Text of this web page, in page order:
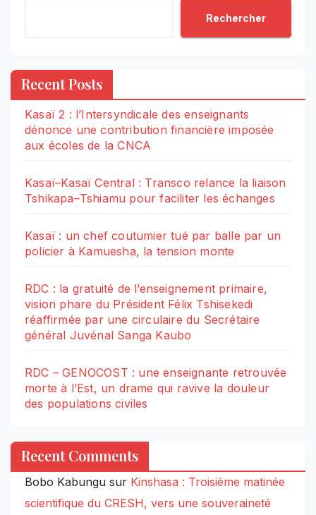
Rechercher
Recent Posts
Kasaï 2 : l’Intersyndicale des enseignants
dénonce une contribution financière imposée
aux écoles de la CNCA
Kasaï–Kasaï Central : Transco relance la liaison
Tshikapa–Tshiamu pour faciliter les échanges
Kasaï : un chef coutumier tué par balle par un
policier à Kamuesha, la tension monte
RDC : la gratuité de l’enseignement primaire,
vision phare du Président Félix Tshisekedi
réaffirmée par une circulaire du Secrétaire
général Juvénal Sanga Kaubo
RDC – GENOCOST : une enseignante retrouvée
morte à l’Est, un drame qui ravive la douleur
des populations civiles
Recent Comments
Bobo Kabungu sur Kinshasa : Troisième matinée
scientifique du CRESH, vers une souveraineté